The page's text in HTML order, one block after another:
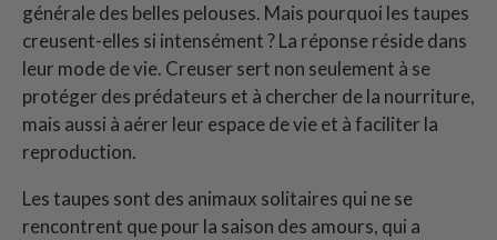
générale des belles pelouses. Mais pourquoi les taupes
creusent-elles si intensément ? La réponse réside dans
leur mode de vie. Creuser sert non seulement à se
protéger des prédateurs et à chercher de la nourriture,
mais aussi à aérer leur espace de vie et à faciliter la
reproduction.
Les taupes sont des animaux solitaires qui ne se
rencontrent que pour la saison des amours, qui a